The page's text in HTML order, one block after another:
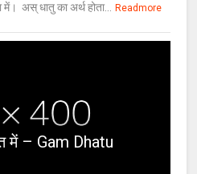
अस् धातु का अर्थ होता... Readmore
में – Gam Dhatu